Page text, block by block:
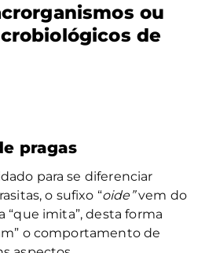
ou
de
pragas
para se diferenciar
o sufixo “oide”vem do
“que imita”, desta forma
o comportamento de